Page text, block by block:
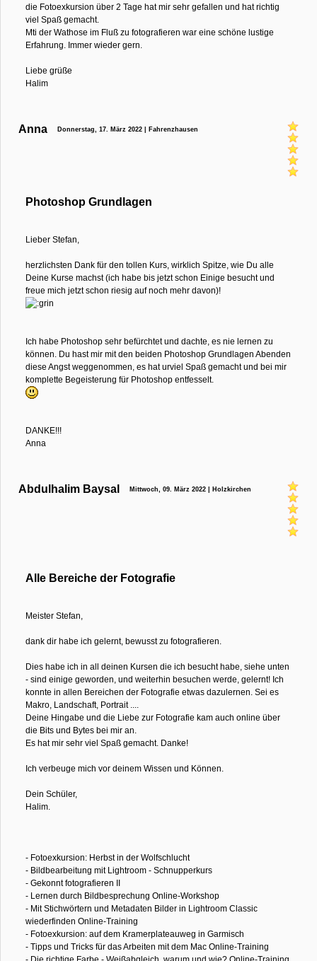
die Fotoexkursion über 2 Tage hat mir sehr gefallen und hat richtig
viel Spaß gemacht.
Mti der Wathose im Fluß zu fotografieren war eine schöne lustige
Erfahrung. Immer wieder gern.
Liebe grüße
Halim
Anna Donnerstag, 17. März 2022 | Fahrenzhausen
Photoshop Grundlagen
Lieber Stefan,
herzlichsten Dank für den tollen Kurs, wirklich Spitze, wie Du alle
Deine Kurse machst (ich habe bis jetzt schon Einige besucht und
freue mich jetzt schon riesig auf noch mehr davon)!
Ich habe Photoshop sehr befürchtet und dachte, es nie lernen zu
können. Du hast mir mit den beiden Photoshop Grundlagen Abenden
diese Angst weggenommen, es hat urviel Spaß gemacht und bei mir
komplette Begeisterung für Photoshop entfesselt.
DANKE!!!
Anna
Abdulhalim Baysal Mittwoch, 09. März 2022 | Holzkirchen
Alle Bereiche der Fotografie
Meister Stefan,
dank dir habe ich gelernt, bewusst zu fotografieren.
Dies habe ich in all deinen Kursen die ich besucht habe, siehe unten
- sind einige geworden, und weiterhin besuchen werde, gelernt! Ich
konnte in allen Bereichen der Fotografie etwas dazulernen. Sei es
Makro, Landschaft, Portrait ....
Deine Hingabe und die Liebe zur Fotografie kam auch online über
die Bits und Bytes bei mir an.
Es hat mir sehr viel Spaß gemacht. Danke!
Ich verbeuge mich vor deinem Wissen und Können.
Dein Schüler,
Halim.
- Fotoexkursion: Herbst in der Wolfschlucht
- Bildbearbeitung mit Lightroom - Schnupperkurs
- Gekonnt fotografieren II
- Lernen durch Bildbesprechung Online-Workshop
- Mit Stichwörtern und Metadaten Bilder in Lightroom Classic
wiederfinden Online-Training
- Fotoexkursion: auf dem Kramerplateauweg in Garmisch
- Tipps und Tricks für das Arbeiten mit dem Mac Online-Training